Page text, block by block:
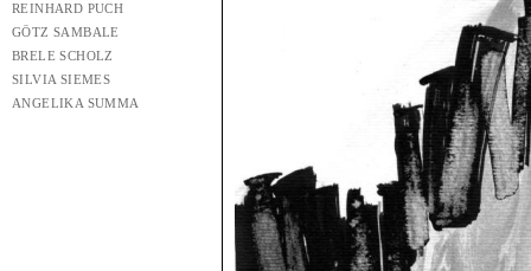
REINHARD PUCH
GÖTZ SAMBALE
BRELE SCHOLZ
SILVIA SIEMES
ANGELIKA SUMMA